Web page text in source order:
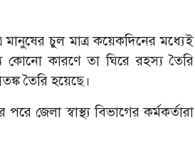
চুল মাত্র কয়েকদিনের মধ্যেই
কারণে তা ঘিরে রহস্য তৈরি
তৈরি হয়েছে।
জেলা স্বাস্থ্য বিভাগের কর্মকর্তারা